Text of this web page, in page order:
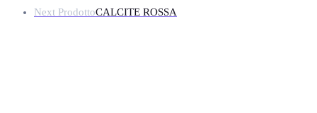
Next ProdottoCALCITE ROSSA